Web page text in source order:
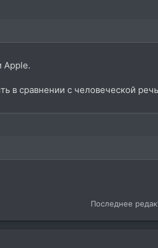
Apple.
в сравнении с человеческой
Последнее